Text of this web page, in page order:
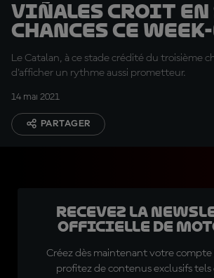
Viñales croit en
chances ce
Le Catalan, à ce stade crédité du troisième
d'afficher un rythme aussi prometteur.
14 mai 2021
PARTAGER
Recevez la
officielle de
Créez dès maintenant votre compte
profitez de contenus exclusifs